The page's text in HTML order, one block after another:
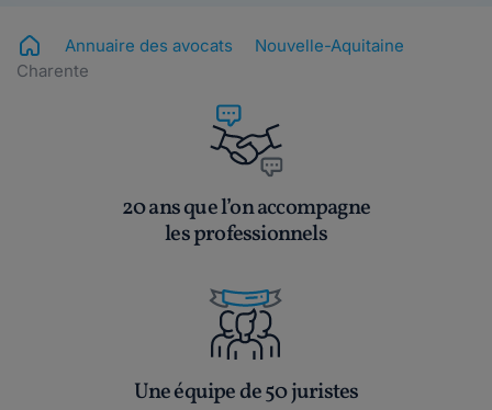
Annuaire des avocats
Nouvelle-Aquitaine
Charente
20 ans que l’on accompagne
les professionnels
Une équipe de 50 juristes